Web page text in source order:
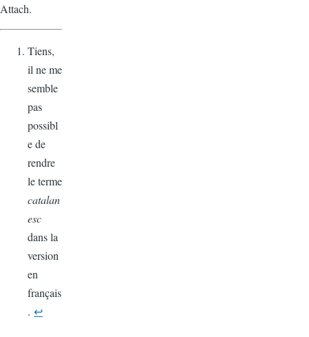
Attach.
Tiens,
il ne me
semble
pas
possibl
e de
rendre
le terme
catalan
esc
dans la
version
en
français
. ↩